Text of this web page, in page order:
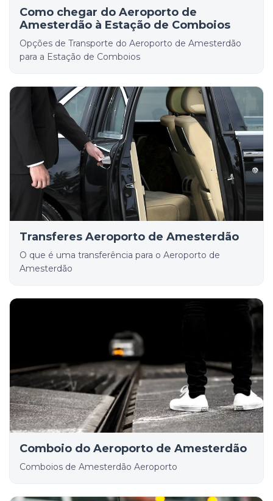
Como chegar do Aeroporto de
Amesterdão à Estação de Comboios
Opções de Transporte do Aeroporto de Amesterdão
para a Estação de Comboios
Transferes Aeroporto de Amesterdão
O que é uma transferência para o Aeroporto de
Amesterdão
Comboio do Aeroporto de Amesterdão
Comboios de Amesterdão Aeroporto